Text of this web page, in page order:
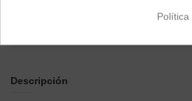
Descripción